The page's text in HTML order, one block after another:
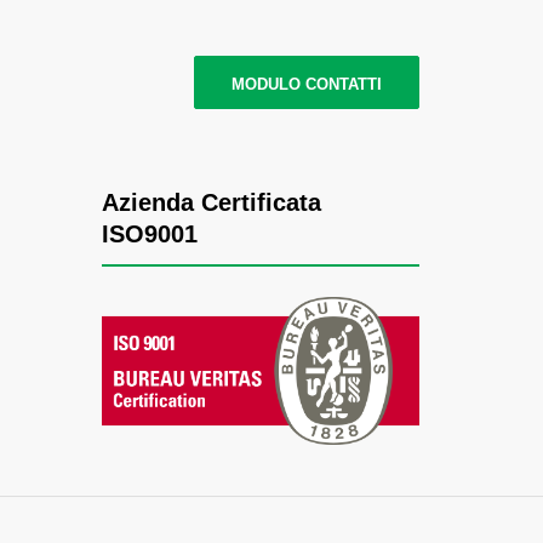
MODULO CONTATTI
Azienda Certificata
ISO9001